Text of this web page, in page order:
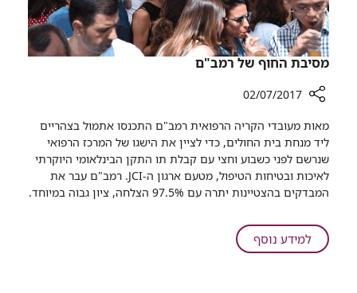
מסיבת החוף של רמב"ם
שיתוף
מסיבת
החוף
של
רמב"ם
02/07/2017
מאות מעובדי הקריה הרפואית רמב"ם התכנסו אתמול בצהריים
ליד מנחת בית החולים, כדי לציין את הישגו של המרכז הרפואי
שנרשם לפני כשבוע וחצי עם קבלת תו התקן הבינלאומי היוקרתי
לאיכות ובטיחות הטיפול, מטעם ארגון ה-JCI. רמב"ם עבר את
המבדקים בהצטיינות יתרה עם 97.5% הצלחה, ציון גבוה במיוחד.
למידע נוסףעל
מסיבת